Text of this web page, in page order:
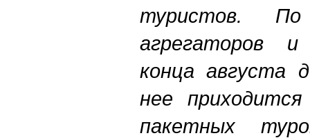
туристов.
агрегаторов
конца августа
нее
пакетных